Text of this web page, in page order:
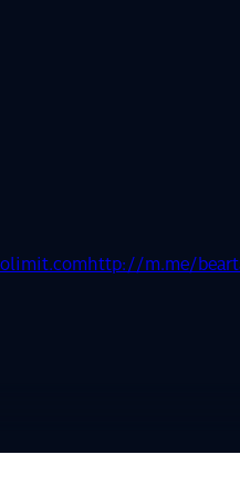
http://m.me/